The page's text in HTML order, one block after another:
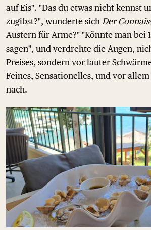
auf Eis". "Das du etwas nicht kennst
zugibst?", wunderte sich Der
Austern für Arme?" "Könnte man bei
sagen", und verdrehte die Augen,
Preises, sondern vor lauter
Feines, Sensationelles, und vor allem
nach.